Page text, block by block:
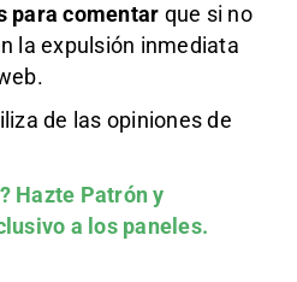
para comentar que si no
la expulsión inmediata
de las opiniones de
Hazte Patróny
a los paneles.